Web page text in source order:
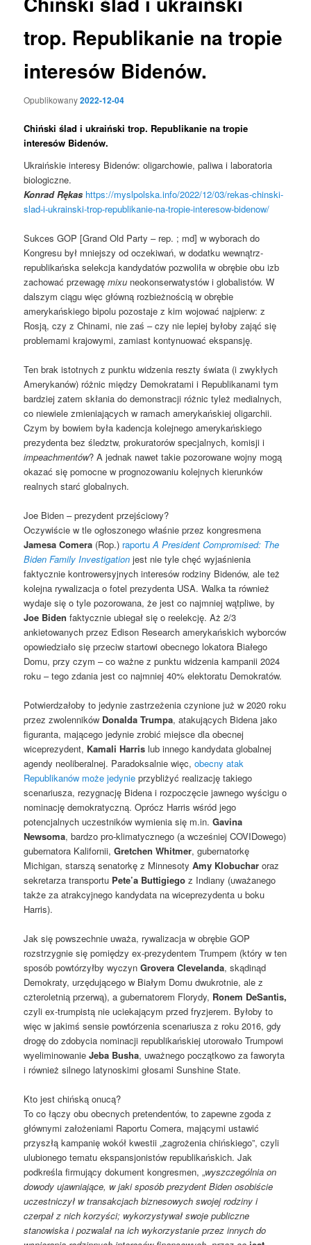
trop. Republikanie na tropie
interesów Bidenów.
Opublikowany2022-12-04
Chiński ślad i ukraiński trop. Republikanie na tropie
interesów Bidenów.
Ukraińskie interesy Bidenów: oligarchowie, paliwa i laboratoria
biologiczne.
Konrad Rękas https://myslpolska.info/2022/12/03/rekas-chinski-
slad-i-ukrainski-trop-republikanie-na-tropie-interesow-bidenow/
Sukces GOP [Grand Old Party – rep. ; md] w wyborach do
Kongresu był mniejszy od oczekiwań, w dodatku wewnątrz-
republikańska selekcja kandydatów pozwoliła w obrębie obu izb
zachować przewagęmixu neokonserwatystów i globalistów. W
dalszym ciągu więc główną rozbieżnością w obrębie
amerykańskiego bipolu pozostaje z kim wojować najpierw: z
Rosją, czy z Chinami, nie zaś – czy nie lepiej byłoby zająć się
problemami krajowymi, zamiast kontynuować ekspansję.
Ten brak istotnych z punktu widzenia reszty świata (i zwykłych
Amerykanów) różnic między Demokratami i Republikanami tym
bardziej zatem skłania do demonstracji różnic tyleż medialnych,
co niewiele zmieniających w ramach amerykańskiej oligarchii.
Czym by bowiem była kadencja kolejnego amerykańskiego
prezydenta bez śledztw, prokuratorów specjalnych, komisji i
impeachmentów? A jednak nawet takie pozorowane wojny mogą
okazać się pomocne w prognozowaniu kolejnych kierunków
realnych starć globalnych.
Joe Biden – prezydent przejściowy?
Oczywiście w tle ogłoszonego właśnie przez kongresmena
Jamesa Comera (Rop.) raportu A President Compromised: The
Biden Family Investigation jest nie tyle chęć wyjaśnienia
faktycznie kontrowersyjnych interesów rodziny Bidenów, ale też
kolejna rywalizacja o fotel prezydenta USA. Walka ta również
wydaje się o tyle pozorowana, że jest co najmniej wątpliwe, by
Joe Biden faktycznie ubiegał się o reelekcję. Aż 2/3
ankietowanych przez Edison Research amerykańskich wyborców
opowiedziało się przeciw startowi obecnego lokatora Białego
Domu, przy czym – co ważne z punktu widzenia kampanii 2024
roku – tego zdania jest co najmniej 40% elektoratu Demokratów.
Potwierdzałoby to jedynie zastrzeżenia czynione już w 2020 roku
przez zwolenników Donalda Trumpa, atakujących Bidena jako
figuranta, mającego jedynie zrobić miejsce dla obecnej
wiceprezydent, Kamali Harris lub innego kandydata globalnej
agendy neoliberalnej. Paradoksalnie więc,obecny atak
Republikanów może jedynie przybliżyć realizację takiego
scenariusza, rezygnację Bidena i rozpoczęcie jawnego wyścigu o
nominację demokratyczną. Oprócz Harris wśród jego
potencjalnych uczestników wymienia się m.in.Gavina
Newsoma, bardzo pro-klimatycznego (a wcześniej COVIDowego)
gubernatora Kalifornii,Gretchen Whitmer, gubernatorkę
Michigan, starszą senatorkę z MinnesotyAmy Klobuchar oraz
sekretarza transportu Pete’a Buttigiego z Indiany (uważanego
także za atrakcyjnego kandydata na wiceprezydenta u boku
Harris).
Jak się powszechnie uważa, rywalizacja w obrębie GOP
rozstrzygnie się pomiędzy ex-prezydentem Trumpem (który w ten
sposób powtórzyłby wyczynGrovera Clevelanda, skądinąd
Demokraty, urzędującego w Białym Domu dwukrotnie, ale z
czteroletnią przerwą), a gubernatorem Florydy, Ronem DeSantis,
czyli ex-trumpistą nie uciekającym przed fryzjerem. Byłoby to
więc w jakimś sensie powtórzenia scenariusza z roku 2016, gdy
drogę do zdobycia nominacji republikańskiej utorowało Trumpowi
wyeliminowanieJeba Busha, uważnego początkowo za faworyta
i również silnego latynoskimi głosami Sunshine State.
Kto jest chińską onucą?
To co łączy obu obecnych pretendentów, to zapewne zgoda z
głównymi założeniami Raportu Comera, mającymi ustawić
przyszłą kampanię wokół kwestii „zagrożenia chińskiego”, czyli
ulubionego tematu ekspansjonistów republikańskich. Jak
podkreśla firmujący dokument kongresmen, „wyszczególnia on
dowody ujawniające, w jaki sposób prezydent Biden osobiście
uczestniczył w transakcjach biznesowych swojej rodziny i
czerpał z nich korzyści; wykorzystywał swoje publiczne
stanowiska i pozwalał na ich wykorzystanie przez innych do